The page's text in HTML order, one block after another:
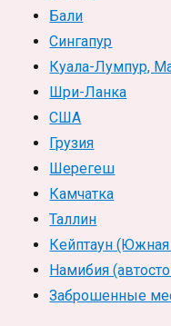
Бали
Сингапур
Куала-Лумпур,
Шри-Ланка
США
Грузия
Шерегеш
Камчатка
Таллин
Кейптаун
Намибия
Заброшенные